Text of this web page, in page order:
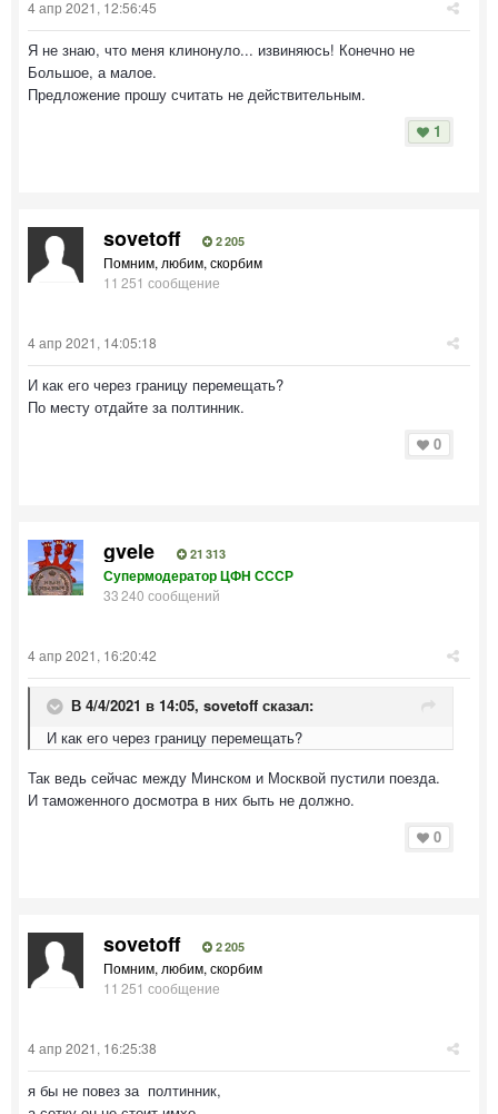
4 апр 2021, 12:56:45
Я не знаю, что меня клинонуло... извиняюсь! Конечно не
Большое, а малое.
Предложение прошу считать не действительным.
1
sovetoff 2 205
Помним, любим, скорбим
11 251 сообщение
4 апр 2021, 14:05:18
И как его через границу перемещать?
По месту отдайте за полтинник.
0
gvele 21 313
Супермодератор ЦФН СССР
33 240 сообщений
4 апр 2021, 16:20:42
В 4/4/2021 в 14:05, sovetoff сказал:
И как его через границу перемещать?
Так ведь сейчас между Минском и Москвой пустили поезда.
И таможенного досмотра в них быть не должно.
0
sovetoff 2 205
Помним, любим, скорбим
11 251 сообщение
4 апр 2021, 16:25:38
я бы не повез за полтинник,